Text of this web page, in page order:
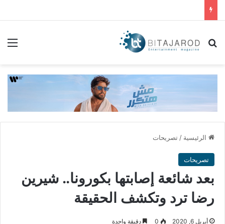
بحث عن
الرئيسية / تصريحات
تصريحات
بعد شائعة إصابتها بكورونا.. شيرين
رضا ترد وتكشف الحقيقة
أبريل 6, 2020 0 دقيقة واحدة